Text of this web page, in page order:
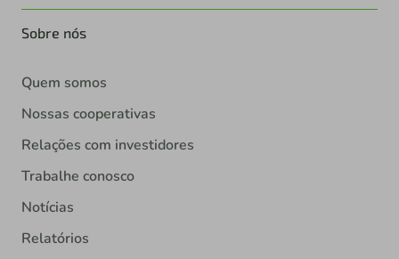
Sobre nós
Quem somos
Nossas cooperativas
Relações com investidores
Trabalhe conosco
Notícias
Relatórios